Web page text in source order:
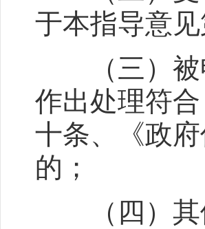
于本指导意
（三）被
作出处理符
十条、《政
的；
（四）其